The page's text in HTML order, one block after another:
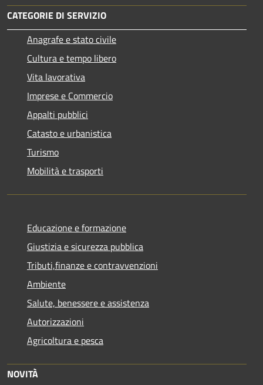
CATEGORIE DI SERVIZIO
Anagrafe e stato civile
Cultura e tempo libero
Vita lavorativa
Imprese e Commercio
Appalti pubblici
Catasto e urbanistica
Turismo
Mobilità e trasporti
Educazione e formazione
Giustizia e sicurezza pubblica
Tributi,finanze e contravvenzioni
Ambiente
Salute, benessere e assistenza
Autorizzazioni
Agricoltura e pesca
NOVITÀ